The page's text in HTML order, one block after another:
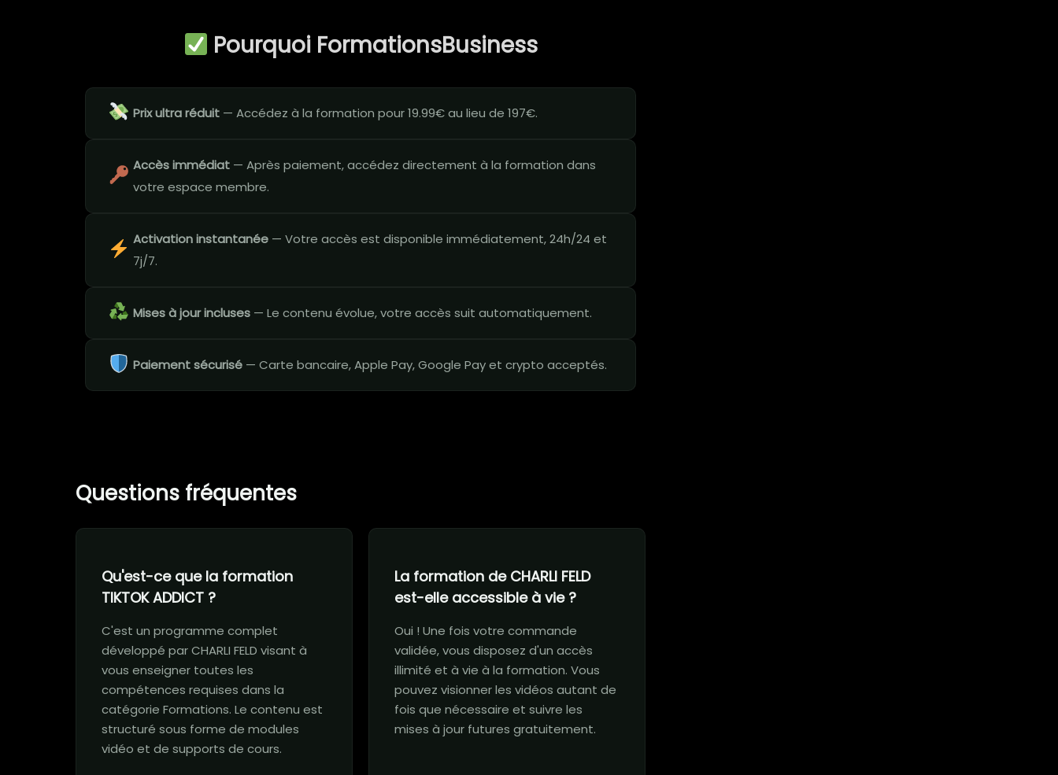
Pourquoi FormationsBusiness
Prix ultra réduit — Accédez à la formation pour 19.99€ au lieu de 197€.
Accès immédiat — Après paiement, accédez directement à la formation dans
votre espace membre.
Activation instantanée — Votre accès est disponible immédiatement, 24h/24 et
7j/7.
Mises à jour incluses — Le contenu évolue, votre accès suit automatiquement.
Paiement sécurisé — Carte bancaire, Apple Pay, Google Pay et crypto acceptés.
Questions fréquentes
Qu'est-ce que la formation
TIKTOK ADDICT ?
C'est un programme complet
développé par CHARLI FELD visant à
vous enseigner toutes les
compétences requises dans la
catégorie Formations. Le contenu est
structuré sous forme de modules
vidéo et de supports de cours.
La formation de CHARLI FELD
est-elle accessible à vie ?
Oui ! Une fois votre commande
validée, vous disposez d'un accès
illimité et à vie à la formation. Vous
pouvez visionner les vidéos autant de
fois que nécessaire et suivre les
mises à jour futures gratuitement.